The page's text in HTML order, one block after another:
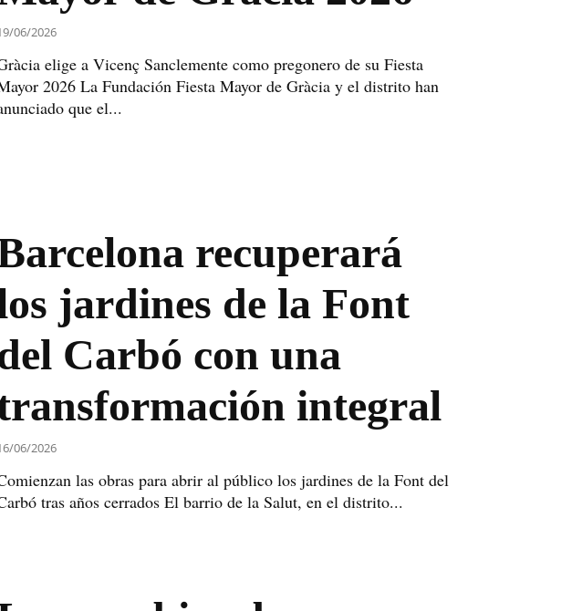
06/2026
elige a Vicenç Sanclemente como pregonero de su Fiesta
2026 La Fundación Fiesta Mayor de Gràcia y el distrito han
que el...
recuperará
jardines de la Font
Carbó con una
integral
06/2026
las obras para abrir al público los jardines de la Font del
tras años cerrados El barrio de la Salut, en el distrito...